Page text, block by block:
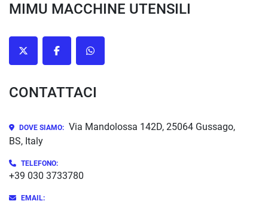
MIMU MACCHINE UTENSILI
twitter facebookwhatsapp
CONTATTACI
DOVE SIAMO: Via Mandolossa 142D, 25064 Gussago,
BS, Italy
TELEFONO:
+39 030 3733780
EMAIL: